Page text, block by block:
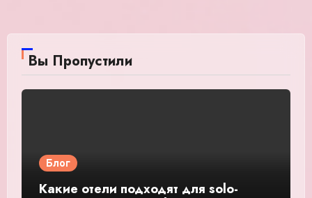
Вы Пропустили
Блог
Какие отели подходят для solo-